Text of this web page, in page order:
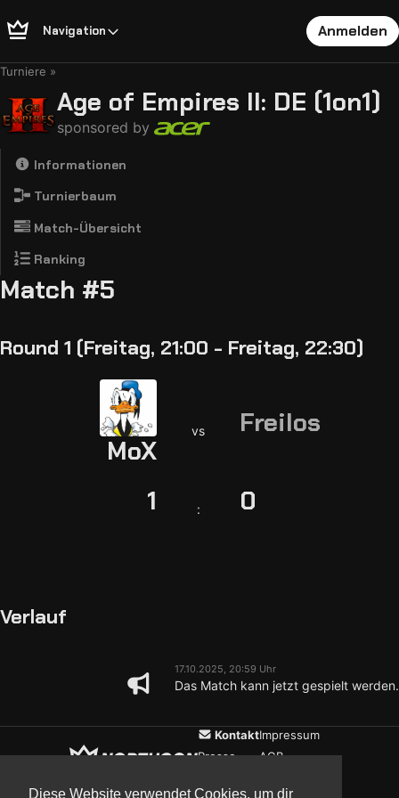
Diese Website verwendet Cookies, um dir
Navigation Anmelden
Turniere
Age of Empires II: DE (1on1)
sponsored by
Informationen
Turnierbaum
Match-Übersicht
Ranking
Match #5
Round 1 (Freitag, 21:00 - Freitag, 22:30)
MoX
vs Freilos
1 : 0
Verlauf
17.10.2025, 20:59 Uhr
Das Match kann jetzt gespielt werden.
Kontakt
Presse
Impressum
AGB